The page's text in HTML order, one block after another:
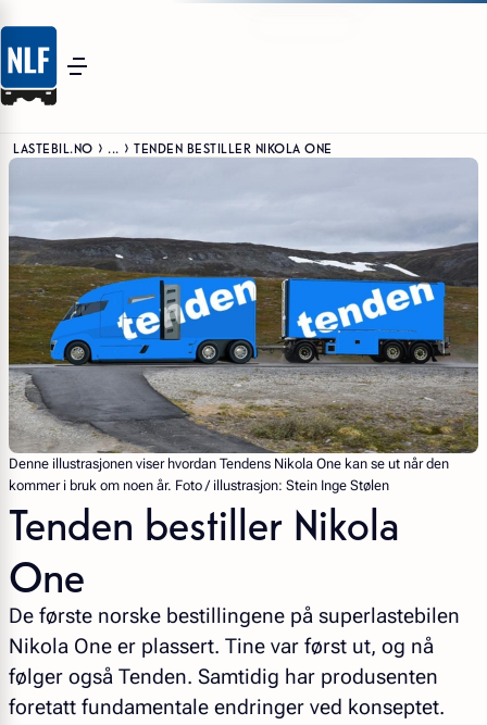
LASTEBIL.NO ... TENDEN BESTILLER NIKOLA ONE
Denne illustrasjonen viser hvordan Tendens Nikola One kan se ut når den
kommer i bruk om noen år. Foto / illustrasjon: Stein Inge Stølen
Tenden bestiller Nikola
One
De første norske bestillingene på superlastebilen
Nikola One er plassert. Tine var først ut, og nå
følger også Tenden. Samtidig har produsenten
foretatt fundamentale endringer ved konseptet.